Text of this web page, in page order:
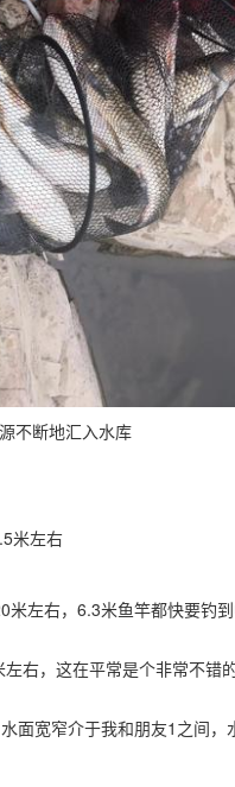
不断地汇入水库
米左右
左右，6.3米鱼竿都快要钓
右，这在平常是个非常不错
面宽窄介于我和朋友1之间，